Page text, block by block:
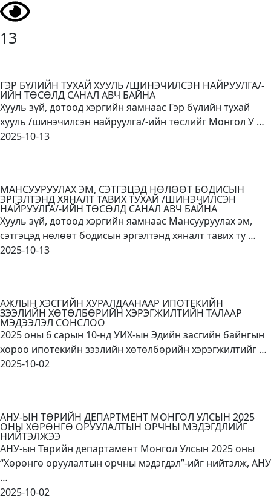
13
ГЭР БҮЛИЙН ТУХАЙ ХУУЛЬ /ШИНЭЧИЛСЭН НАЙРУУЛГА/-
ИЙН ТӨСӨЛД САНАЛ АВЧ БАЙНА
Хууль зүй, дотоод хэргийн яамнаас Гэр бүлийн тухай
хууль /шинэчилсэн найруулга/-ийн төслийг Монгол У …
2025-10-13
МАНСУУРУУЛАХ ЭМ, СЭТГЭЦЭД НӨЛӨӨТ БОДИСЫН
ЭРГЭЛТЭНД ХЯНАЛТ ТАВИХ ТУХАЙ /ШИНЭЧИЛСЭН
НАЙРУУЛГА/-ИЙН ТӨСӨЛД САНАЛ АВЧ БАЙНА
Хууль зүй, дотоод хэргийн яамнаас Мансууруулах эм,
сэтгэцэд нөлөөт бодисын эргэлтэнд хяналт тавих ту …
2025-10-13
АЖЛЫН ХЭСГИЙН ХУРАЛДААНААР ИПОТЕКИЙН
ЗЭЭЛИЙН ХӨТӨЛБӨРИЙН ХЭРЭГЖИЛТИЙН ТАЛААР
МЭДЭЭЛЭЛ СОНСЛОО
2025 оны 6 сарын 10-нд УИХ-ын Эдийн засгийн байнгын
хороо ипотекийн зээлийн хөтөлбөрийн хэрэгжилтийг …
2025-10-02
АНУ-ЫН ТӨРИЙН ДЕПАРТМЕНТ МОНГОЛ УЛСЫН 2025
ОНЫ ХӨРӨНГӨ ОРУУЛАЛТЫН ОРЧНЫ МЭДЭГДЛИЙГ
НИЙТЭЛЖЭЭ
АНУ-ын Төрийн департамент Монгол Улсын 2025 оны
“Хөрөнгө оруулалтын орчны мэдэгдэл”-ийг нийтэлж, АНУ
…
2025-10-02